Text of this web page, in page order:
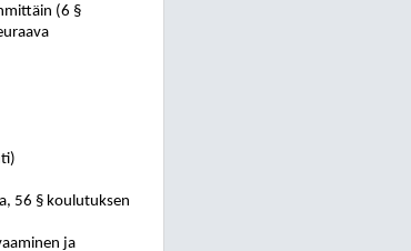
(6 §
56 § koulutuksen
ja